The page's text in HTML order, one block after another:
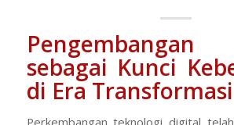
sebagai Kunci
di Era
Perkembangan teknologi digital